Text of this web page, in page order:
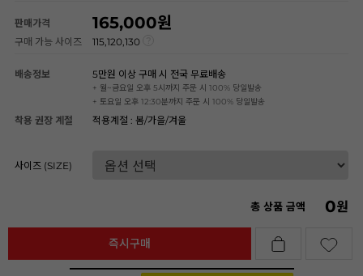
판매가격 165,000
구매 가능 사이즈 115,120,130
배송정보 5만원 이상 구매 시 전국 무료배송
+ 월~금요일 오후 5시까지 주문 시 100% 당일발송
+ 토요일 오후 12:30분까지 주문 시 100% 당일발송
착용 권장 계절 적용계절 : 봄/가을/겨울
사이즈 (SIZE)
총 상품 금액 0원
즉시구매